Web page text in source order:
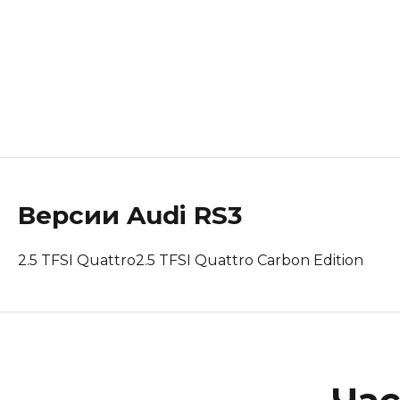
Rolls-Royce
Версии Audi RS3
2.5 TFSI Quattro2.5 TFSI Quattro Carbon Edition